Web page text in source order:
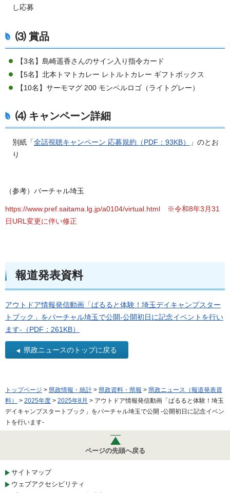
し応募
⑶ 賞品
【3名】島崎遥香さんのサイン入り指令カード
【5名】北本トマトカレー レトルトカレー ギフトボックス
【10名】サーモマグ 200 モンベルロゴ（ライトグレー）
⑷ キャンペーン詳細
別紙「全話視聴キャンペーン 応募規約（PDF：93KB）
」のとお
り
（参考）バーチャル埼玉
https://www.pref.saitama.lg.jp/a0104/virtual.html ※令和8年3月31
日URL変更に伴い修正
報道発表資料
アウトドア情報発信動画「ぱるると体験！埼玉デイキャンプスター
トブック」をバーチャル埼玉で公開-公開初日に記念イベントを行い
ます-（PDF：261KB）
県政ニュースのトップに戻る
トップページ > 県政情報・統計 > 県政資料・県報 > 県政ニュース（報道発表資
料）
> 2025年度 > 2025年8月 > アウトドア情報発信動画「ぱるると体験！埼玉
デイキャンプスタートブック」をバーチャル埼玉で公開 -公開初日に記念イベン
トを行います-
ページの先頭へ戻る
サイトマップ
ウェブアクセシビリティ